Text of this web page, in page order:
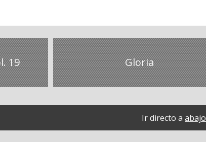
19 Gloria
Ir directo a abajo